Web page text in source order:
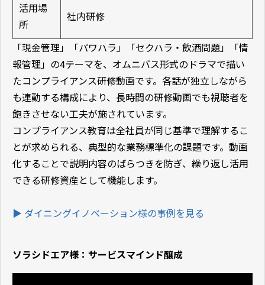
活用場
所
社内研修
「現金管理」「パワハラ」「セクハラ・飲酒問題」「情
報管理」の4テーマを、オムニバス形式のドラマで描い
たコンプライアンス研修動画です。各話が独立しながら
も連動する構成により、長時間の研修動画でも視聴者を
飽きさせない工夫が施されています。
コンプライアンス教育は全社員が同じ基準で理解するこ
とが求められる、典型的な業務標準化の課題です。動画
化することで説明内容のばらつきを防ぎ、繰り返し活用
できる研修資産として機能します。
▶ ダイニングイノベーション様の事例を見る
ソラシドエア様：サービスマインド醸成